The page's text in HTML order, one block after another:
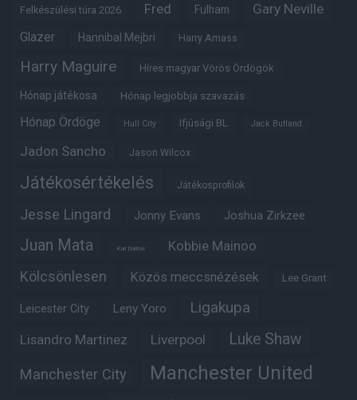
Felkészülési túra 2026 Fred Fulham Gary Neville
Glazer Hannibal Mejbri Harry Amass
Harry Maguire Híres magyar Vörös Ördögök
Hónap játékosa Hónap legjobbja szavazás
Hónap Ördöge Hull City Ifjúsági BL Jack Butland
Jadon Sancho Jason Wilcox
Játékosértékelés Játékosprofilok
Jesse Lingard Jonny Evans Joshua Zirkzee
Juan Mata Karl Darlow Kobbie Mainoo
Kölcsönlesen Közös meccsnézések Lee Grant
Leicester City Leny Yoro Ligakupa
Lisandro Martinez Liverpool Luke Shaw
Manchester City Manchester United